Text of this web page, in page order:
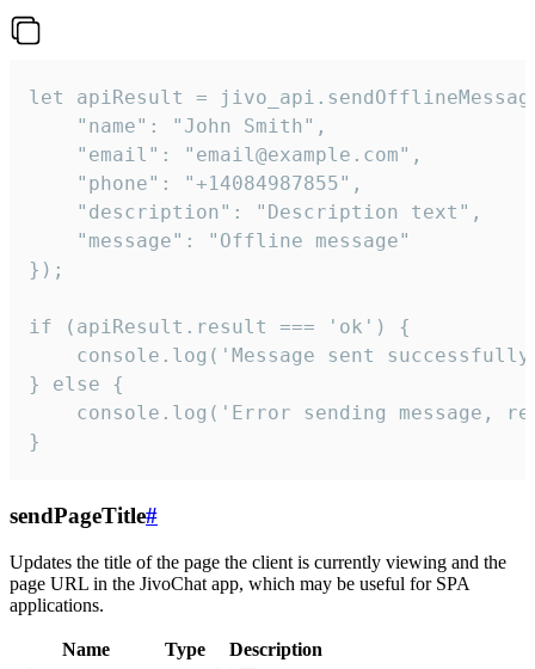
let apiResult =
    "name": "John Smith",
    "email": "email@example.com",
    "phone": "+14084987855",
    "description": "Description text",
    "message": "Offline message"
});
if (apiResult.result === 'ok') {
console.log('Message sent
} else {
console.log('Error sending message,
}
sendPageTitle#
Updates the title of the page the client is currently viewing and the
page URL in the JivoChat app, which may be useful for SPA
applications.
Name Type
Description